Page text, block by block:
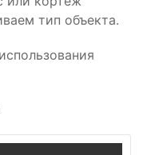
тип объекта.